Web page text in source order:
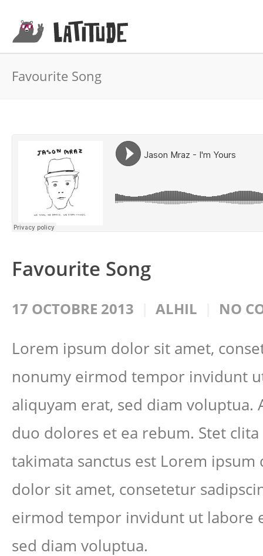
Favourite Song
Favourite Song
17 OCTOBRE 2013 ALHIL NO
Lorem ipsum dolor sit amet,
nonumy eirmod tempor invidunt
aliquyam erat, sed diam voluptua.
duo dolores et ea rebum. Stet
takimata sanctus est Lorem
dolor sit amet, consetetur
eirmod tempor invidunt ut labore
sed diam voluptua.